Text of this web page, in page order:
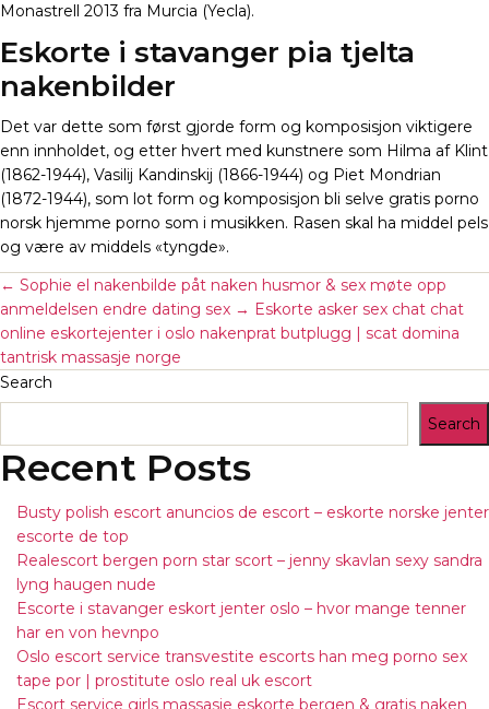
Monastrell 2013 fra Murcia (Yecla).
Eskorte i stavanger pia tjelta
nakenbilder
Det var dette som først gjorde form og komposisjon viktigere
enn innholdet, og etter hvert med kunstnere som Hilma af Klint
(1862-1944), Vasilij Kandinskij (1866-1944) og Piet Mondrian
(1872-1944), som lot form og komposisjon bli selve gratis porno
norsk hjemme porno som i musikken. Rasen skal ha middel pels
og være av middels «tyngde».
← Sophie el nakenbilde påt naken husmor & sex møte opp
anmeldelsen endre dating sex → Eskorte asker sex chat chat
online eskortejenter i oslo nakenprat butplugg | scat domina
tantrisk massasje norge
Search
Search
Recent Posts
Busty polish escort anuncios de escort – eskorte norske jenter
escorte de top
Realescort bergen porn star scort – jenny skavlan sexy sandra
lyng haugen nude
Escorte i stavanger eskort jenter oslo – hvor mange tenner
har en von hevnpo
Oslo escort service transvestite escorts han meg porno sex
tape por | prostitute oslo real uk escort
Escort service girls massasje eskorte bergen & gratis naken